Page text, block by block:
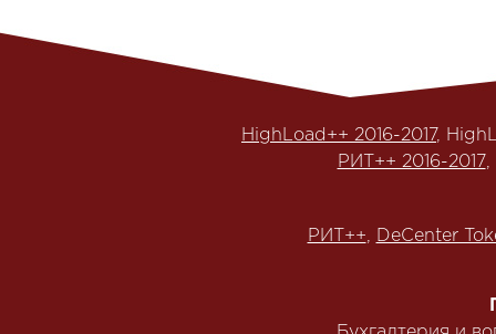
HighLoad++ 2016-2017,
РИТ++ 2016-2017,
РИТ++, DeCenter